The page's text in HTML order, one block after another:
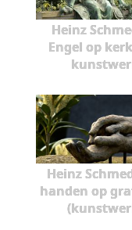
Heinz
Engel op
Heinz
handen op